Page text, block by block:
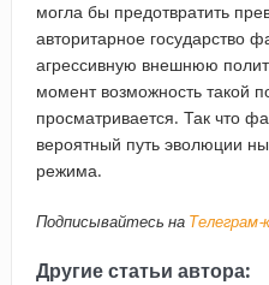
могла бы предотвратить
авторитарное государство
агрессивную внешнюю
момент возможность такой
просматривается. Так что
вероятный путь эволюции
режима.
Подписывайтесь на
Другие статьи автора: